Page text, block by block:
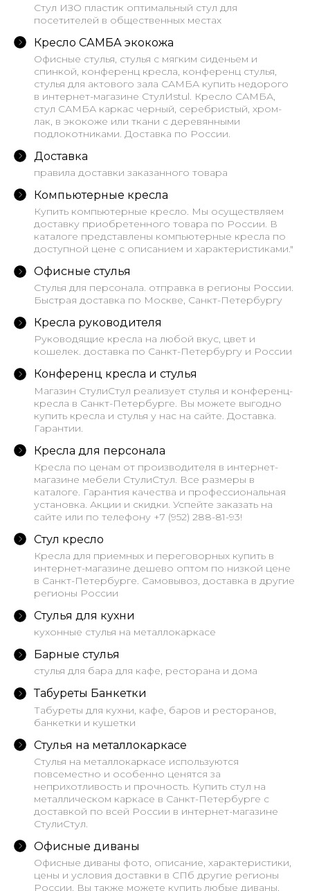
Стул ИЗО пластик оптимальный стул для
посетителей в общественных местах
Кресло САМБА экокожа
Офисные стулья, стулья с мягким сиденьем и
спинкой, конференц кресла, конференц стулья,
стулья для актового зала САМБА купить недорого
в интернет-магазине СтулИstul. Кресло САМБА,
стул САМБА каркас черный, серебристый, хром-
лак, в экокоже или ткани с деревянными
подлокотниками. Доставка по России.
Доставка
правила доставки заказанного товара
Компьютерные кресла
Купить компьютерные кресло. Мы осуществляем
доставку приобретенного товара по России. В
каталоге представлены компьютерные кресла по
доступной цене с описанием и характеристиками."
Офисные стулья
Стулья для персонала. отправка в регионы России.
Быстрая доставка по Москве, Санкт-Петербургу
Кресла руководителя
Руководящие кресла на любой вкус, цвет и
кошелек. доставка по Санкт-Петербургу и России
Конференц кресла и стулья
Магазин СтулиСтул реализует стулья и конференц-
кресла в Санкт-Петербурге. Вы можете выгодно
купить кресла и стулья у нас на сайте. Доставка.
Гарантии.
Кресла для персонала
Кресла по ценам от производителя в интернет-
магазине мебели СтулиСтул. Все размеры в
каталоге. Гарантия качества и профессиональная
установка. Акции и скидки. Успейте заказать на
сайте или по телефону +7 (952) 288-81-93!
Стул кресло
Кресла для приемных и переговорных купить в
интернет-магазине дешево оптом по низкой цене
в Санкт-Петербурге. Самовывоз, доставка в другие
регионы России
Стулья для кухни
кухонные стулья на металлокаркасе
Барные стулья
стулья для бара для кафе, ресторана и дома
Табуреты Банкетки
Табуреты для кухни, кафе, баров и ресторанов,
банкетки и кушетки
Стулья на металлокаркасе
Стулья на металлокаркасе используются
повсеместно и особенно ценятся за
неприхотливость и прочность. Купить стул на
металлическом каркасе в Санкт-Петербурге с
доставкой по всей России в интернет-магазине
СтулиСтул.
Офисные диваны
Офисные диваны фото, описание, характеристики,
цены и условия доставки в СПб другие регионы
России. Вы также можете купить любые диваны,